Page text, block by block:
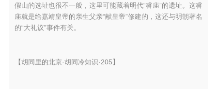
假山的选址也很不一般，这里可能藏着明代“睿庙”的遗址。这睿
庙就是给嘉靖皇帝的亲生父亲“献皇帝”修建的，这还与明朝著名
的“大礼议”事件有关。
【胡同里的北京·胡同冷知识·205】